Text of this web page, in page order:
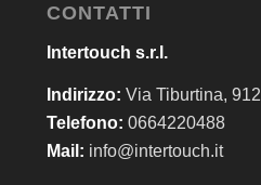
CONTATTI
Intertouch s.r.l.
Indirizzo: Via Tiburtina, 912
Telefono: 0664220488
Mail: info@intertouch.it